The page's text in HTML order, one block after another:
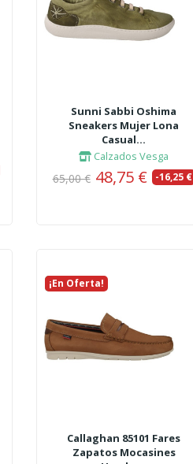
Sunni Sabbi Oshima
Sneakers Mujer Lona
Casual...
Calzados Vesga
65,00 € 48,75 € -16,25 €
¡En Oferta!
Nuevo
Callaghan 85101 Fares
Zapatos Mocasines